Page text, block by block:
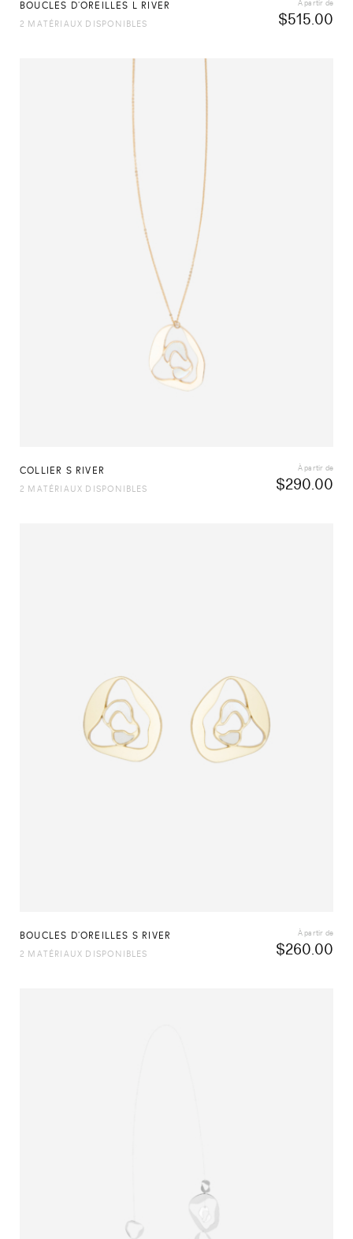
BOUCLES D’OREILLES L RIVER
$515.00
À partir de
2 MATÉRIAUX DISPONIBLES
COLLIER S RIVER
$290.00
À partir de
2 MATÉRIAUX DISPONIBLES
BOUCLES D’OREILLES S RIVER
$260.00
À partir de
2 MATÉRIAUX DISPONIBLES